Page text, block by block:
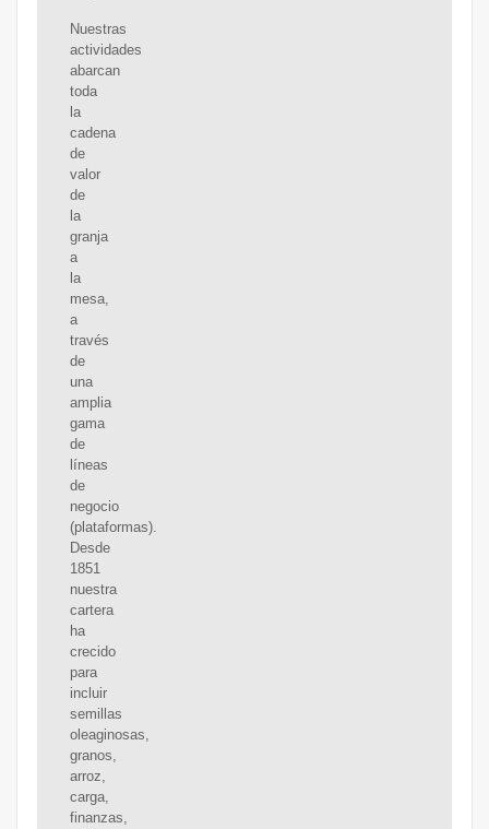
Nuestras
actividades
abarcan
toda
la
cadena
de
valor
de
la
granja
a
la
mesa,
a
través
de
una
amplia
gama
de
líneas
de
negocio
(plataformas).
Desde
1851
nuestra
cartera
ha
crecido
para
incluir
semillas
oleaginosas,
granos,
arroz,
carga,
finanzas,